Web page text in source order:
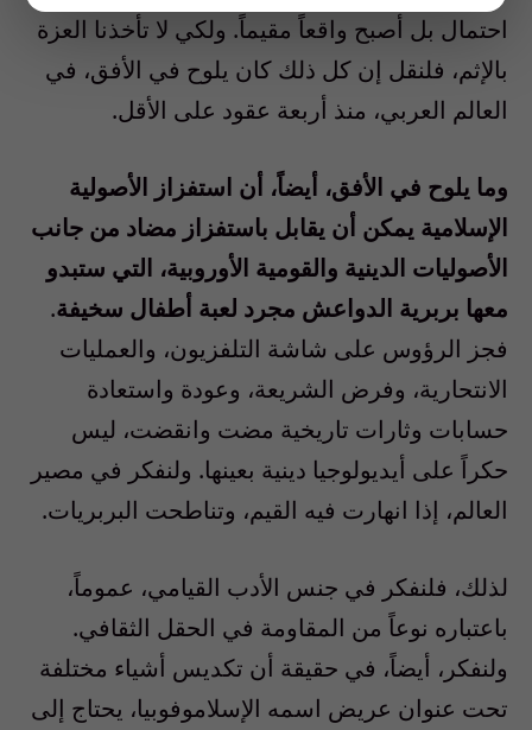
احتمال بل أصبح واقعاً مقيماً. ولكي لا تأخذنا العزة
بالإثم، فلنقل إن كل ذلك كان يلوح في الأفق، في
العالم العربي، منذ أربعة عقود على الأقل.
وما يلوح في الأفق، أيضاً، أن استفزاز الأصولية
الإسلامية يمكن أن يقابل باستفزاز مضاد من جانب
الأصوليات الدينية والقومية الأوروبية، التي ستبدو
معها بربرية الدواعش مجرد لعبة أطفال سخيفة.
فجز الرؤوس على شاشة التلفزيون، والعمليات
الانتحارية، وفرض الشريعة، وعودة واستعادة
حسابات وثارات تاريخية مضت وانقضت، ليس
حكراً على أيديولوجيا دينية بعينها. ولنفكر في مصير
العالم، إذا انهارت فيه القيم، وتناطحت البربريات.
لذلك، فلنفكر في جنس الأدب القيامي، عموماً،
باعتباره نوعاً من المقاومة في الحقل الثقافي.
ولنفكر، أيضاً، في حقيقة أن تكديس أشياء مختلفة
تحت عنوان عريض اسمه الإسلاموفوبيا، يحتاج إلى